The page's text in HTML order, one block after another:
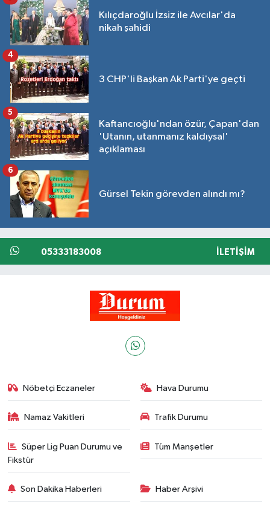
Kılıçdaroğlu İzsiz ile Avcılar'da
nikah şahidi
3 CHP'li Başkan Ak Parti'ye geçti
4
Kaftancıoğlu'ndan özür, Çapan'dan
'Utanın, utanmanız kaldıysa!'
açıklaması
5
Gürsel Tekin görevden alındı mı?
6
05333183008 İLETIŞIM
Nöbetçi Eczaneler Hava Durumu
Namaz Vakitleri Trafik Durumu
Süper Lig Puan Durumu ve
Fikstür
Tüm Manşetler
Son Dakika Haberleri Haber Arşivi